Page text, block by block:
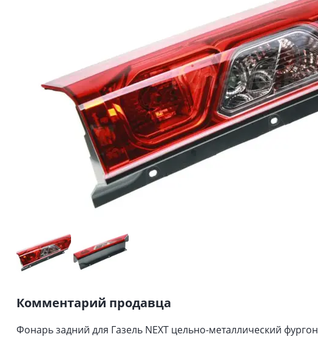
Комментарий продавца
Фонарь задний для Газель NEXT цельно-металлический фургон